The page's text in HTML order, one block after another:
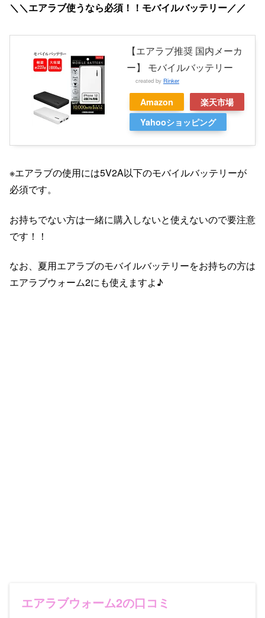
＼＼エアラブ使うなら必須！！モバイルバッテリー／／
【エアラブ推奨 国内メーカ
ー】 モバイルバッテリー
created by Rinker
Amazon
楽天市場
Yahooショッピング
※エアラブの使用には5V2A以下のモバイルバッテリーが
必須です。
お持ちでない方は一緒に購入しないと使えないので要注意
です！！
なお、夏用エアラブのモバイルバッテリーをお持ちの方は
エアラブウォーム2にも使えますよ♪
エアラブウォーム2の口コミ